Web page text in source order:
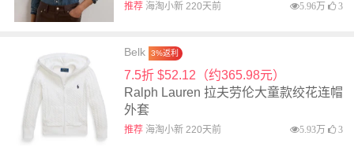
推荐海淘小新 220天前 5.96万 3
Belk 3%返利
7.5折 $52.12（约365.98元）
Ralph Lauren 拉夫劳伦大童款绞花连帽
外套
推荐海淘小新 220天前 5.93万 3